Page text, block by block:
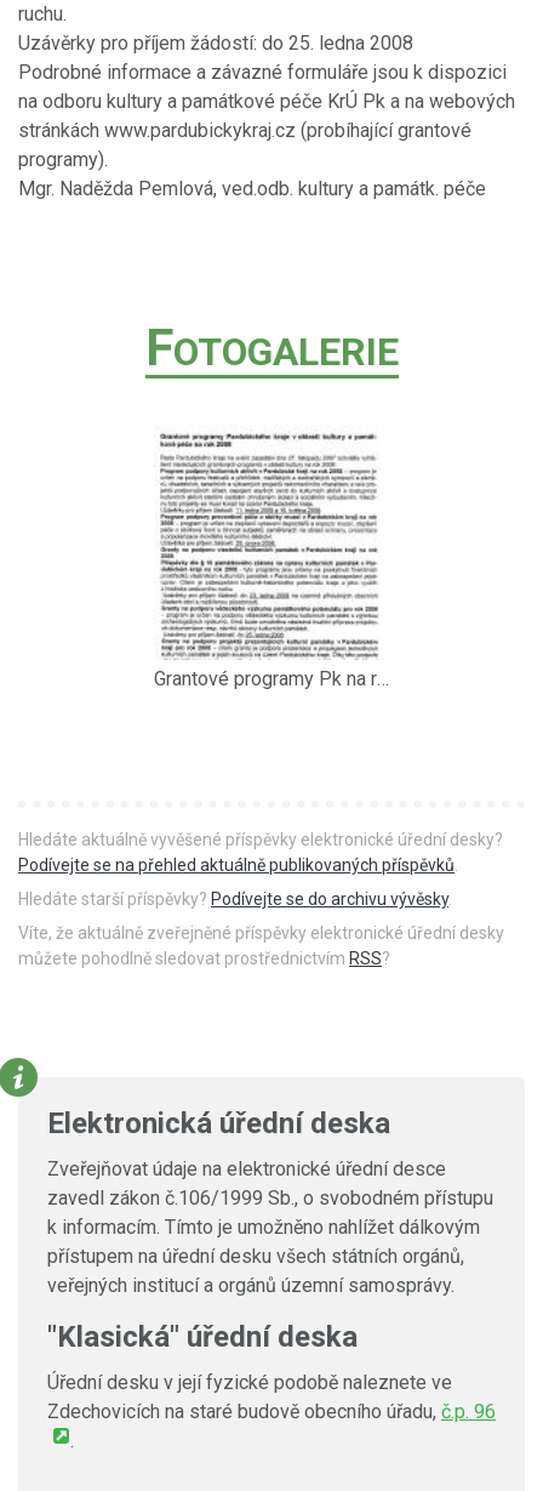
ruchu.
Uzávěrky pro příjem žádostí: do 25. ledna 2008
Podrobné informace a závazné formuláře jsou k dispozici
na odboru kultury a památkové péče KrÚ Pk a na webových
stránkách www.pardubickykraj.cz (probíhající grantové
programy).
Mgr. Naděžda Pemlová, ved.odb. kultury a památk. péče
FOTOGALERIE
Grantové programy Pk na rok 2008
Hledáte aktuálně vyvěšené příspěvky elektronické úřední desky?
Podívejte se na přehled aktuálně publikovaných příspěvků
Hledáte starší příspěvky? Podívejte se do archivu vývěsky.
Víte, že aktuálně zveřejněné příspěvky elektronické úřední desky
můžete pohodlně sledovat prostřednictvím RSS?
Elektronická úřední deska
Zveřejňovat údaje na elektronické úřední desce
zavedl zákon č.106/1999 Sb., o svobodném přístupu
k informacím. Tímto je umožněno nahlížet dálkovým
přístupem na úřední desku všech státních orgánů,
veřejných institucí a orgánů územní samosprávy.
"Klasická" úřední deska
Úřední desku v její fyzické podobě naleznete ve
Zdechovicích na staré budově obecního úřadu, č.p. 96
.